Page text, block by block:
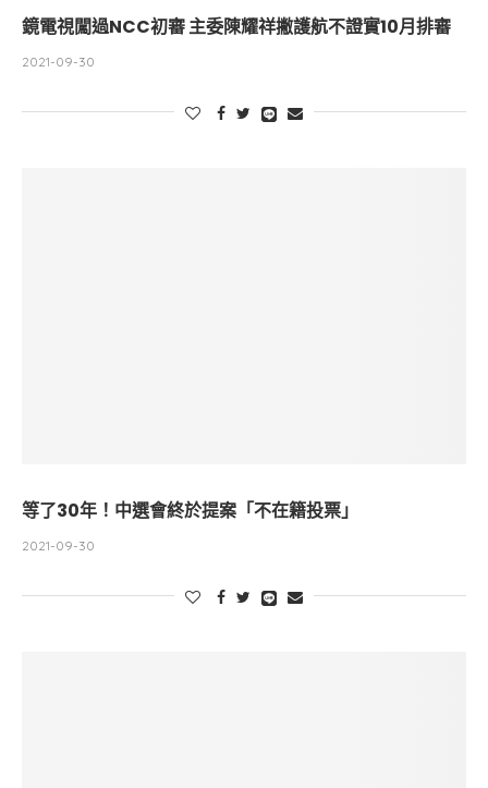
鏡電視闖過NCC初審 主委陳耀祥撇護航不證實10月排審
2021-09-30
等了30年！中選會終於提案「不在籍投票」
2021-09-30